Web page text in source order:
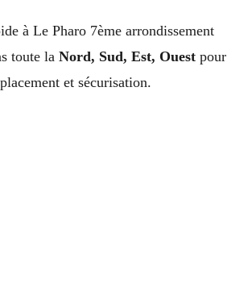
à Le Pharo 7ème arrondissement
toute la Nord, Sud, Est, Ouest pour
et sécurisation.